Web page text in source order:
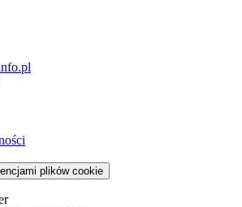
plików cookie